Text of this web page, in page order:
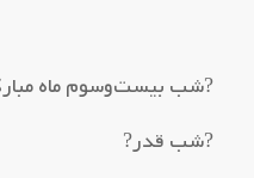
?شب بیست‌وسوم ماه
?شب قدر?